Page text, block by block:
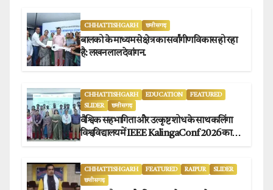
CHHATTISHGARH छत्तीसगढ़
बालको के माध्यम से क्षेत्र का सर्वांगीण विकास हो रहा
है: लखन लाल देवांगन.
CHHATTISHGARH EDUCATION
FEATURED
SLIDER
छत्तीसगढ़
वैश्विक सहभागिता और उत्कृष्ट शोध के साथ कलिंगा
विश्वविद्यालय में IEEE KalingaConf 2026 का
CHHATTISHGARH FEATURED RAIPUR
SLIDER
छत्तीसगढ़